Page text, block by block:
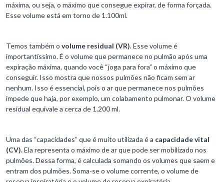
máxima, ou seja, o máximo que consegue expirar, de forma forçada.
Esse volume está em torno de 1.100ml.
Temos também o volume residual (VR). Esse volume é
importantíssimo. É o volume que permanece no pulmão após uma
expiração máxima, quando você “joga para fora” o máximo que
conseguir. Isso mostra que nossos pulmões não ficam sem ar
nenhum. Isso é essencial, pois o ar que permanece nos pulmões
impede que haja, por exemplo, um colabamento pulmonar. O volume
residual equivale a cerca de 1.200 ml.
Uma das “capacidades” que é muito utilizada é a capacidade vital
(CV).Ela representa o máximo de ar que pode ser mobilizado nos
pulmões. Dessa forma, é calculada somando os volumes que saem e
entram dos pulmões. Soma-se o volume corrente, o volume de